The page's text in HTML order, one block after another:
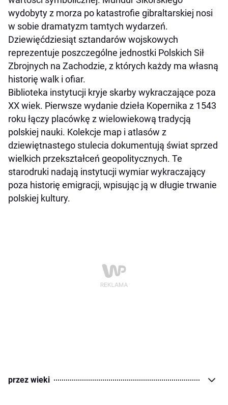
wydobyty z morza po katastrofie gibraltarskiej nosi
w sobie dramatyzm tamtych wydarzeń.
Dziewięćdziesiąt sztandarów wojskowych
reprezentuje poszczególne jednostki Polskich Sił
Zbrojnych na Zachodzie, z których każdy ma własną
historię walk i ofiar.
Biblioteka instytucji kryje skarby wykraczające poza
XX wiek. Pierwsze wydanie dzieła Kopernika z 1543
roku łączy placówkę z wielowiekową tradycją
polskiej nauki. Kolekcje map i atlasów z
dziewiętnastego stulecia dokumentują świat sprzed
wielkich przekształceń geopolitycznych. Te
starodruki nadają instytucji wymiar wykraczający
poza historię emigracji, wpisując ją w długie trwanie
polskiej kultury.
przez wieki